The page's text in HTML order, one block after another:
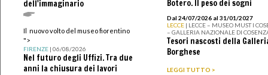
dell'immaginario
Il nuovo volto del museo fiorentino
">
FIRENZE| 06/08/2026
Nel futuro degli Uffizi. Tra due
anni la chiusura dei lavori
Botero. Il peso dei sogni
Dal 24/07/2026 al 31/01/2027
LECCE | LECCE – MUSEO MUST I
– GALLERIA NAZIONALE DI
Tesori nascosti della
Borghese
LEGGI TUTTO >